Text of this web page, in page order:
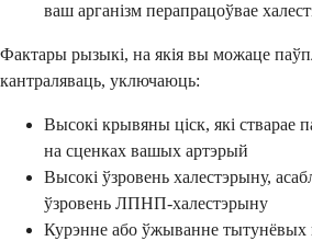
ваш арганізм перапрацоўвае
Фактары рызыкі, на якія вы можаце
кантраляваць, уключаюць:
Высокі крывяны ціск, які стварае
на сценках вашых артэрый
Высокі ўзровень халестэрыну,
ўзровень ЛПНП-халестэрыну
Курэнне або ўжыванне